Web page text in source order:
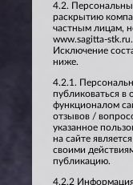
4.2.
раскрытию
частным лицам,
www.sagitta-stk.ru.
Исключение
ниже.
4.2.1.
публиковаться в
функционалом
отзывов /
указанное
на сайте
своими
публикацию.
4.2.2